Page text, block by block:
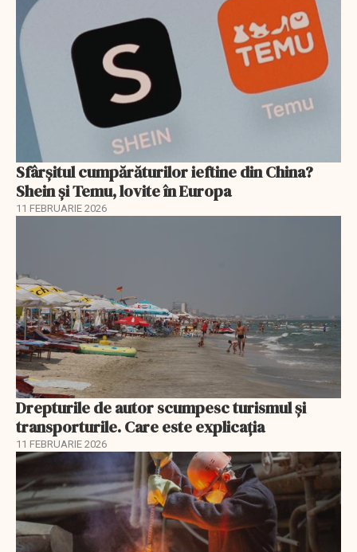
Sfârșitul cumpărăturilor ieftine din China?
Shein și Temu, lovite în Europa
11 FEBRUARIE 2026
Drepturile de autor scumpesc turismul și
transporturile. Care este explicația
11 FEBRUARIE 2026